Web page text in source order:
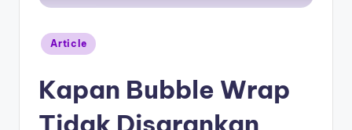
Article
Kapan Bubble Wrap